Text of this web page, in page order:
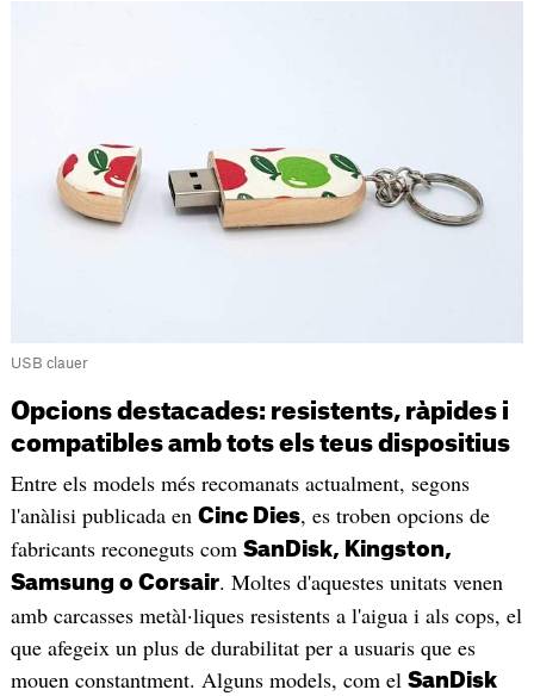
USB clauer
Opcions destacades: resistents, ràpides i
compatibles amb tots els teus dispositius
Entre els models més recomanats actualment, segons
l'anàlisi publicada en Cinc Dies, es troben opcions de
fabricants reconeguts com SanDisk, Kingston,
Samsung o Corsair. Moltes d'aquestes unitats venen
amb carcasses metàl·liques resistents a l'aigua i als cops, el
que afegeix un plus de durabilitat per a usuaris que es
mouen constantment. Alguns models, com el SanDisk